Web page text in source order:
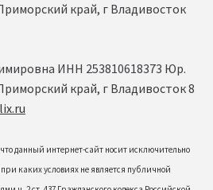
край, г Владивосток
ИНН 253810618373 Юр.
край, г Владивосток 8
данный интернет-сайт носит исключительно
каких условиях не является публичной